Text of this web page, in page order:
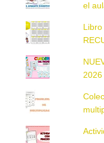
el
Libro
2026